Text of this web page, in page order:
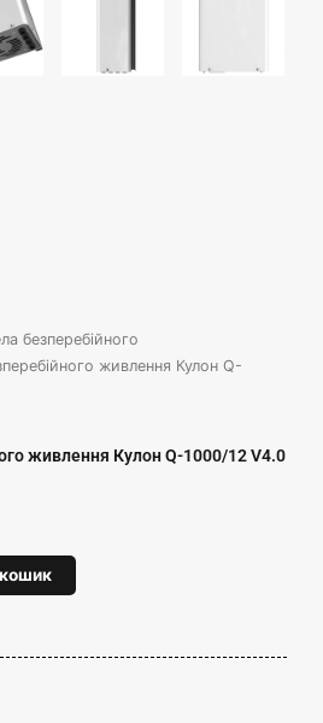
безперебійного
живлення Кулон Q-
живлення Кулон Q-1000/12 V4.0